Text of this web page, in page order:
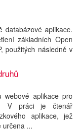
databázové aplikace.
základních Open
použitých následně v
webové aplikace pro
V práci je čtenář
aplikace, jež
určena ...